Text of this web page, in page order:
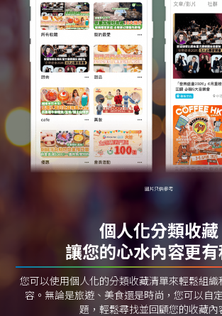
個人化分類收藏
讓您的心水內容更
您可以使用個人化的分類收藏清單來輕鬆組
容。無論是旅遊、美食還是時尚，您可以自
題，輕鬆尋找並回顧您的收藏內